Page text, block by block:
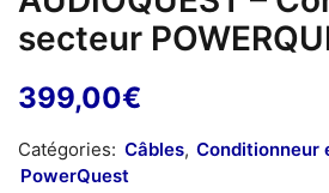
secteur
399,00€
Catégories: Câbles, Conditionneur
PowerQuest